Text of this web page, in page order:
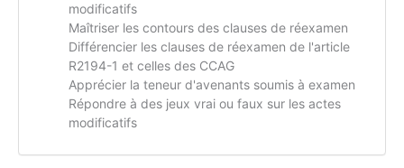
modificatifs
Maîtriser les contours des clauses de réexamen
Différencier les clauses de réexamen de l'article
R2194-1 et celles des CCAG
Apprécier la teneur d'avenants soumis à examen
Répondre à des jeux vrai ou faux sur les actes
modificatifs